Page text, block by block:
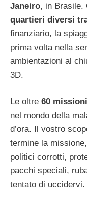
Janeiro, in Brasile.
quartieri diversi
finanziario, la
prima volta nella
ambientazioni al
3D.
Le oltre 60 missioni
nel mondo della
d’ora. Il vostro
termine la
politici corrotti,
pacchi speciali,
tentato di uccidervi.